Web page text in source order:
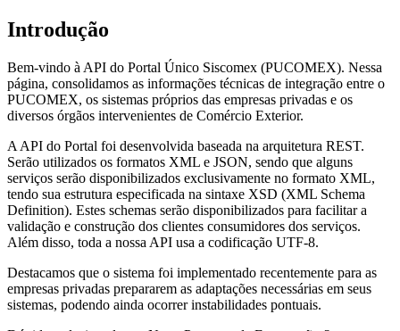
Introdução
Bem-vindo à API do Portal Único Siscomex (PUCOMEX). Nessa
página, consolidamos as informações técnicas de integração entre o
PUCOMEX, os sistemas próprios das empresas privadas e os
diversos órgãos intervenientes de Comércio Exterior.
A API do Portal foi desenvolvida baseada na arquitetura REST.
Serão utilizados os formatos XML e JSON, sendo que alguns
serviços serão disponibilizados exclusivamente no formato XML,
tendo sua estrutura especificada na sintaxe XSD (XML Schema
Definition). Estes schemas serão disponibilizados para facilitar a
validação e construção dos clientes consumidores dos serviços.
Além disso, toda a nossa API usa a codificação UTF-8.
Destacamos que o sistema foi implementado recentemente para as
empresas privadas prepararem as adaptações necessárias em seus
sistemas, podendo ainda ocorrer instabilidades pontuais.